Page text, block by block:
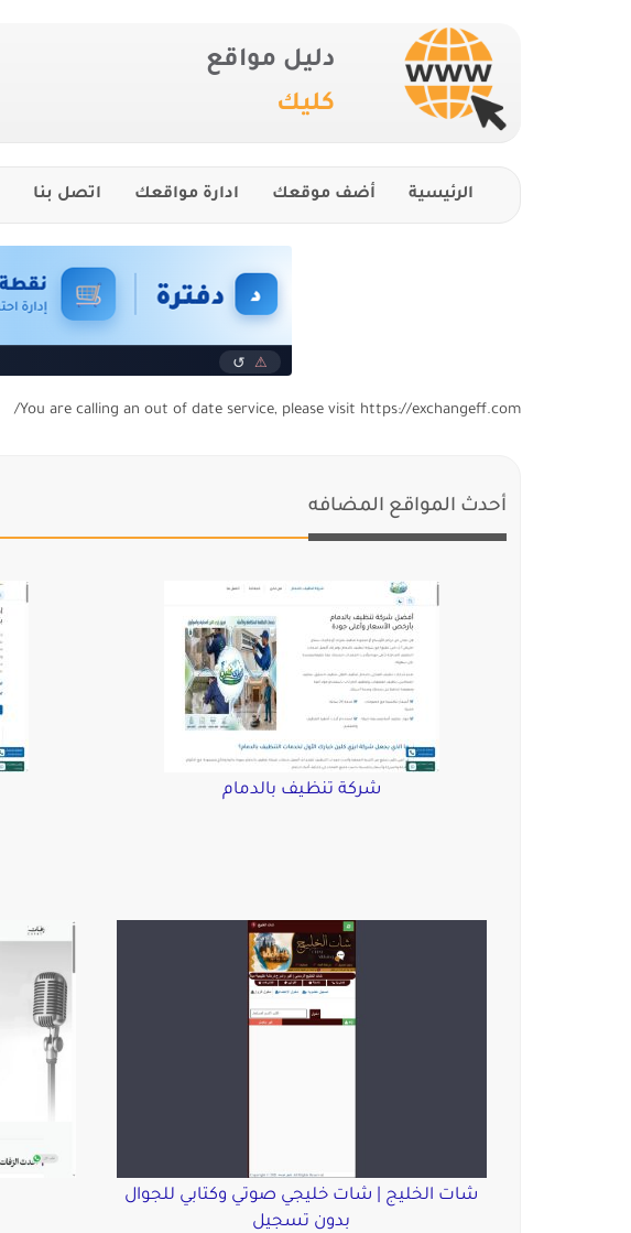
دليل مواقع
كليك
الرئيسية أضف موقعك ادارة مواقعك اتصل بنا
You are calling an out of date service, please visit https://exchangeff.com/
أحدث المواقع المضافه
شركة تنظيف بالدمام
شات الخليج | شات خليجي صوتي وكتابي للجوال
بدون تسجيل